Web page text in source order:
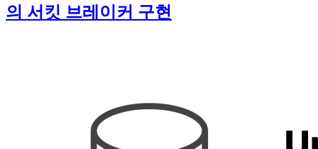
의 서킷 브레이커 구현